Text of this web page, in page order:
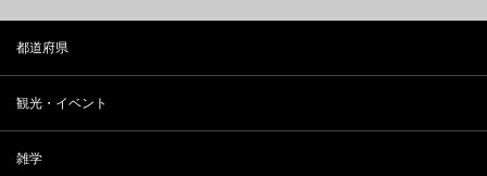
都道府県
観光・イベント
雑学